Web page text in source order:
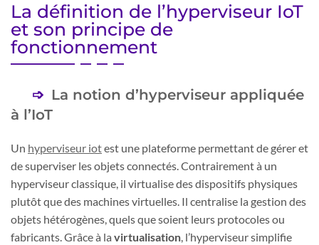
La définition de l’hyperviseur IoT
et son principe de
fonctionnement
La notion d’hyperviseur appliquée
à l’IoT
Un hyperviseur iotest une plateforme permettant de gérer et
de superviser les objets connectés. Contrairement à un
hyperviseur classique, il virtualise des dispositifs physiques
plutôt que des machines virtuelles. Il centralise la gestion des
objets hétérogènes, quels que soient leurs protocoles ou
fabricants. Grâce à la virtualisation, l’hyperviseur simplifie